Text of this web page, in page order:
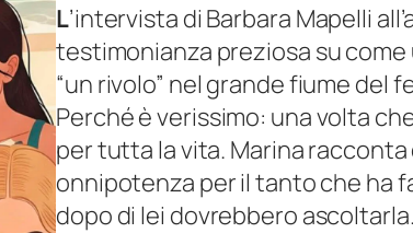
L’intervista di Barbara Mapelli
testimonianza preziosa su
“un rivolo” nel grande fiume del
Perché è verissimo: una volta
per tutta la vita. Marina
onnipotenza per il tanto che ha
dopo di lei dovrebbero